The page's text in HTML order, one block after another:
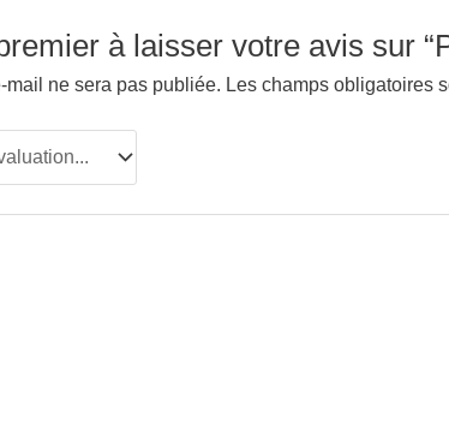
à laisser votre avis sur
mail ne sera pas publiée. Les champs obligatoires